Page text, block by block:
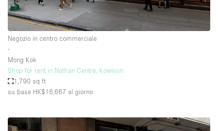
Negozio in centro commerciale
∙
Mong Kok
Shop for rent in Nathan Centre, Kowloon
1,790 sq ft
su base HK$16,667 al giorno